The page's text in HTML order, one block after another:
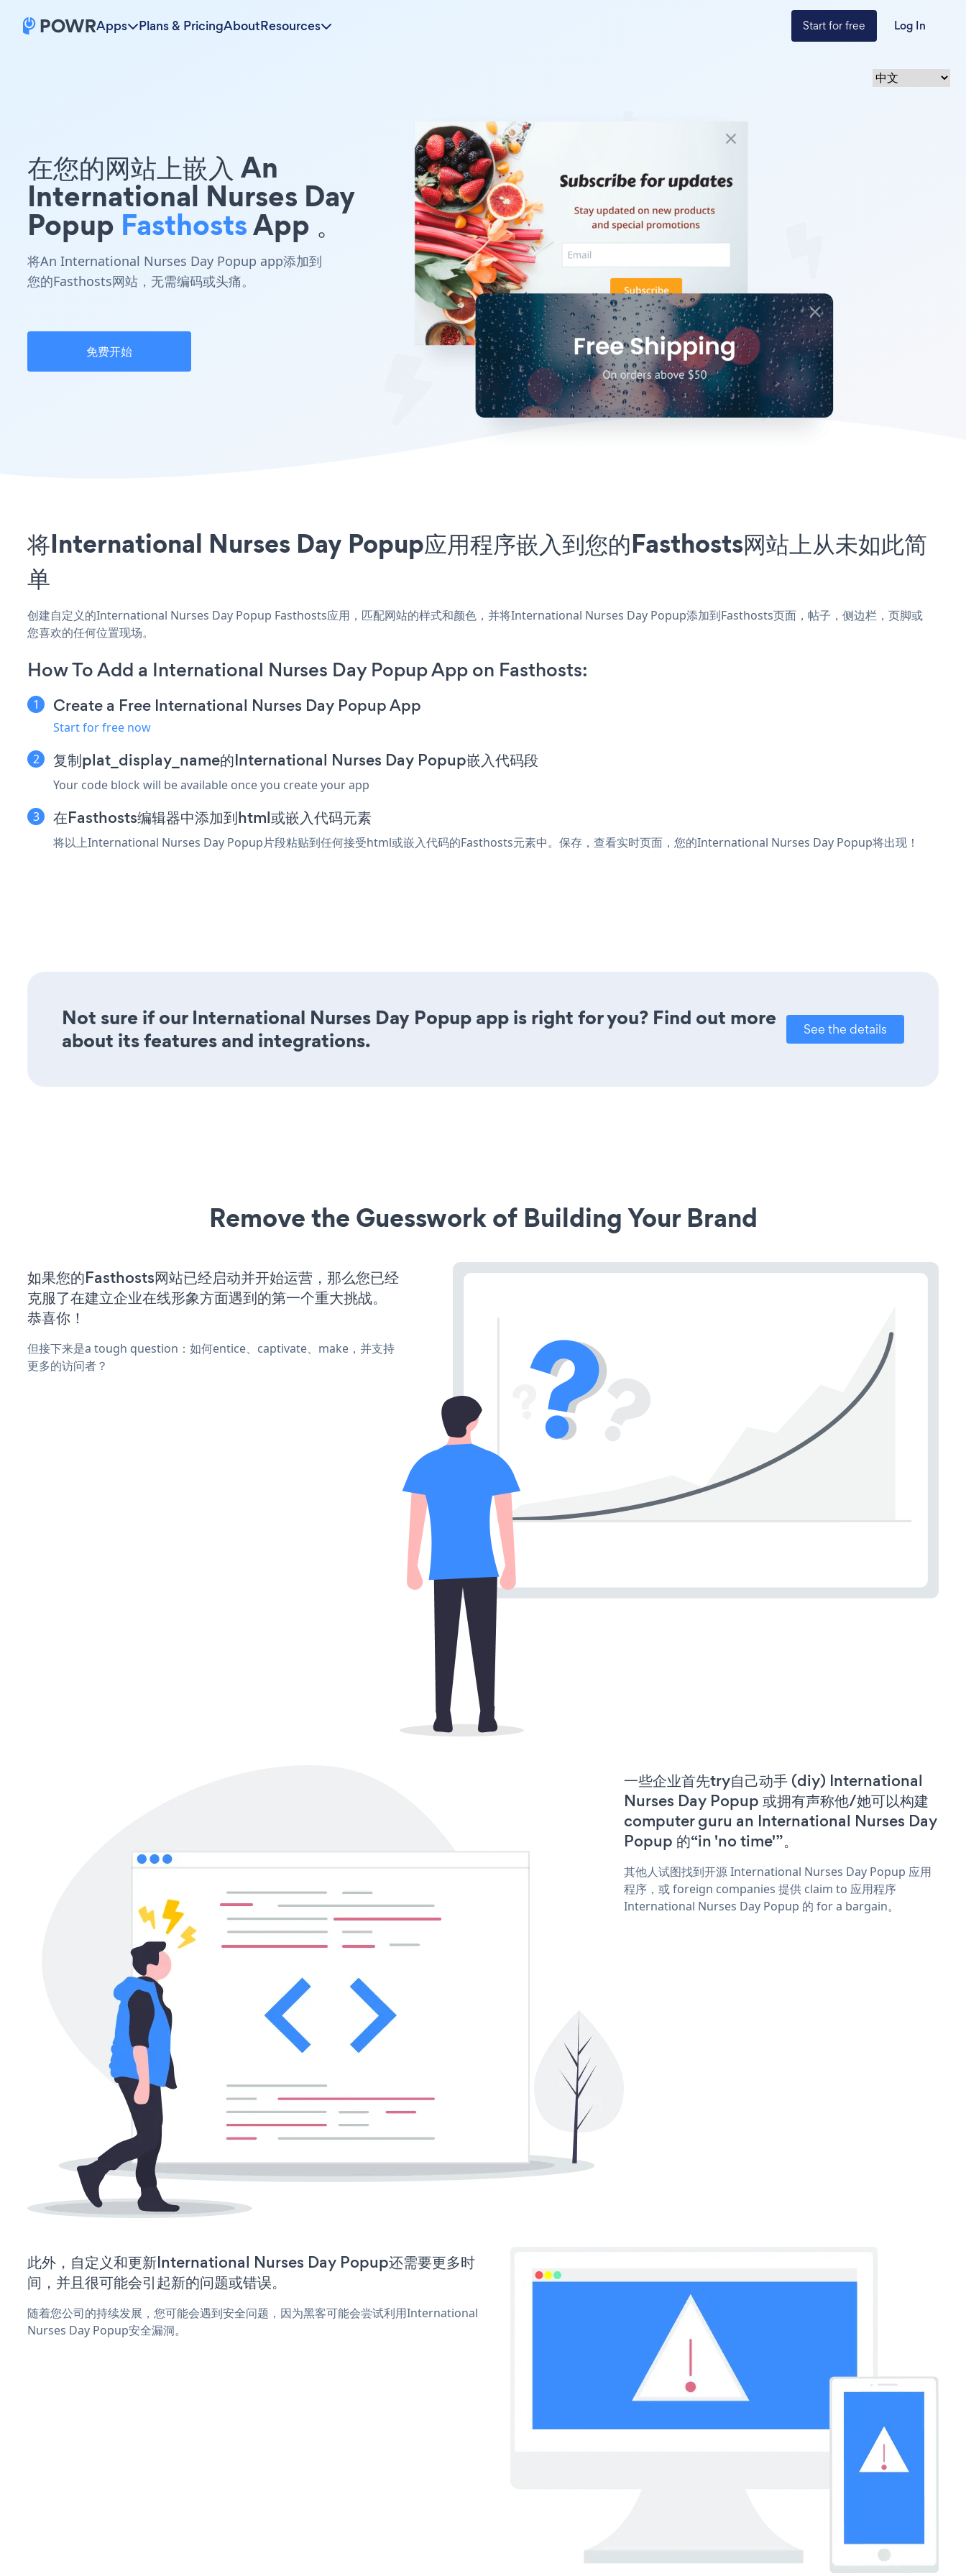
Apps Plans & PricingAboutResources Start for free Log In
在您的网站上嵌入 An
International Nurses Day
Popup FasthostsApp 。
将An International Nurses Day Popup app添加到
您的Fasthosts网站，无需编码或头痛。
免费开始
将International Nurses Day Popup应用程序嵌入到您的Fasthosts网站上从未如此简
单
创建自定义的International Nurses Day Popup Fasthosts应用，匹配网站的样式和颜色，并将International Nurses Day Popup添加到Fasthosts页面，帖子，侧边栏，页脚或
您喜欢的任何位置现场。
How To Add a International Nurses Day Popup App on Fasthosts:
Create a Free International Nurses Day Popup App
Start for free now
复制plat_display_name的International Nurses Day Popup嵌入代码段
Your code block will be available once you create your app
在Fasthosts编辑器中添加到html或嵌入代码元素
将以上International Nurses Day Popup片段粘贴到任何接受html或嵌入代码的Fasthosts元素中。保存，查看实时页面，您的International Nurses Day Popup将出现！
Not sure if our International Nurses Day Popup app is right for you? Find out more
about its features and integrations.
See the details
Remove the Guesswork of Building Your Brand
如果您的Fasthosts网站已经启动并开始运营，那么您已经
克服了在建立企业在线形象方面遇到的第一个重大挑战。
恭喜你！
但接下来是a tough question：如何entice、captivate、make，并支持
更多的访问者？
一些企业首先try自己动手 (diy) International
Nurses Day Popup 或拥有声称他/她可以构建
computer guru an International Nurses Day
Popup 的“in 'no time'”。
其他人试图找到开源 International Nurses Day Popup 应用
程序，或 foreign companies 提供 claim to 应用程序
International Nurses Day Popup 的 for a bargain。
此外，自定义和更新International Nurses Day Popup还需要更多时
间，并且很可能会引起新的问题或错误。
随着您公司的持续发展，您可能会遇到安全问题，因为黑客可能会尝试利用International
Nurses Day Popup安全漏洞。